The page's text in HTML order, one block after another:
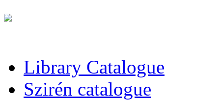
Library Catalogue
Szirén catalogue